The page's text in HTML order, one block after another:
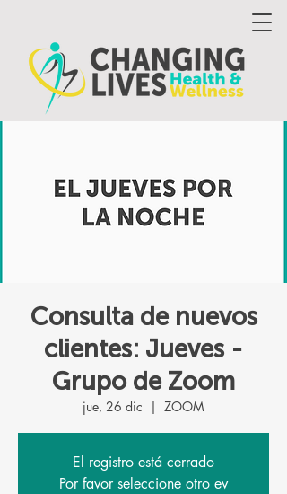
Consulta de nuevos
clientes: Jueves -
Grupo de Zoom
jue, 26 dic
  |
ZOOM
El registro está cerrado
Por favor seleccione otro ev